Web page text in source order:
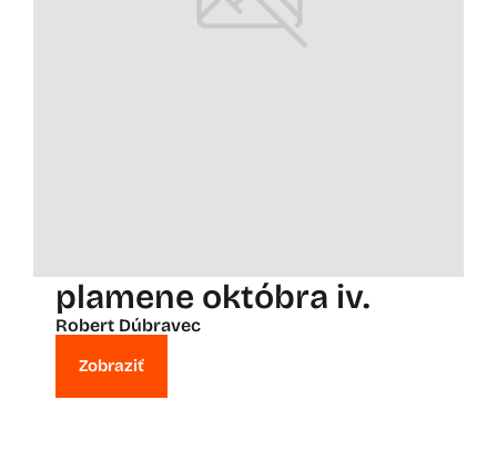
plamene októbra iv.
Robert Dúbravec
Zobraziť